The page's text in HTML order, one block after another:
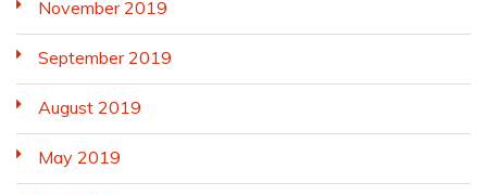
November 2019
September 2019
August 2019
May 2019